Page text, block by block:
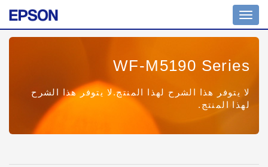
Toggle
navigation
WF-M5190 Series
لا يتوفر هذا الشرح لهذا المنتج.لا يتوفر هذا الشرح
لهذا المنتج.